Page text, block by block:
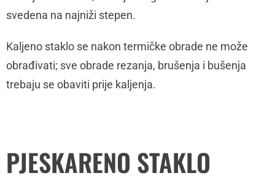
svedena na najniži stepen.
Kaljeno staklo se nakon termičke obrade ne može
obrađivati; sve obrade rezanja, brušenja i bušenja
trebaju se obaviti prije kaljenja.
PJESKARENO STAKLO